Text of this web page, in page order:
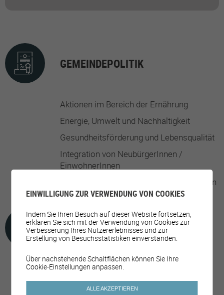
GEMEINDEPOLITIK
Aktionen im Bereich der Ernährung
Energie, Umwelt und Nachhaltigkeit
Gesundheitsförderung und Lebensqualität
Integration von NeubürgerInnen /
EinwohnerInnen
Politik zur Unterstützung von Bergregionen
FREIZEITANGEBOTE
Aktivitäten für ältere Menschen
Aktivitäten für Jugendliche
EINWILLIGUNG ZUR VERWENDUNG VON COOKIES
Indem Sie Ihren Besuch auf dieser Website fortsetzen,
erklären Sie sich mit der Verwendung von Cookies zur
Verbesserung Ihres Nutzererlebnisses und zur
Erstellung von Besuchsstatistiken einverstanden.
Über nachstehende Schaltflächen können Sie Ihre
Cookie-Einstellungen anpassen.
ALLE AKZEPTIEREN